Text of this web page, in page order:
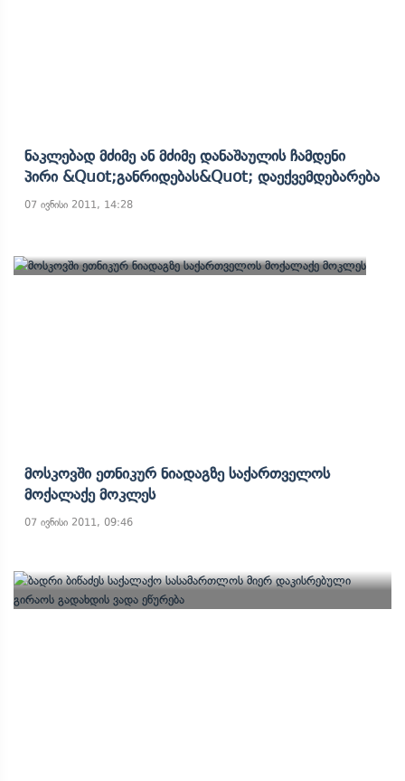
Ნაკლებად Მძიმე Ან Მძიმე Დანაშაულის Ჩამდენი
Პირი &quot;განრიდებას&quot; Დაექვემდებარება
07 ივნისი 2011, 14:28
Მოსკოვში Ეთნიკურ Ნიადაგზე Საქართველოს
Მოქალაქე Მოკლეს
07 ივნისი 2011, 09:46